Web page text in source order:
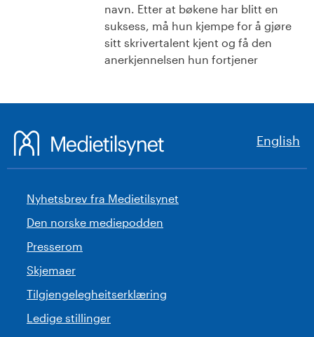
navn. Etter at bøkene har blitt en
suksess, må hun kjempe for å gjøre
sitt skrivertalent kjent og få den
anerkjennelsen hun fortjener
English
Nyhetsbrev fra Medietilsynet
Den norske mediepodden
Presserom
Skjemaer
Tilgjengelegheitserklæring
Ledige stillinger